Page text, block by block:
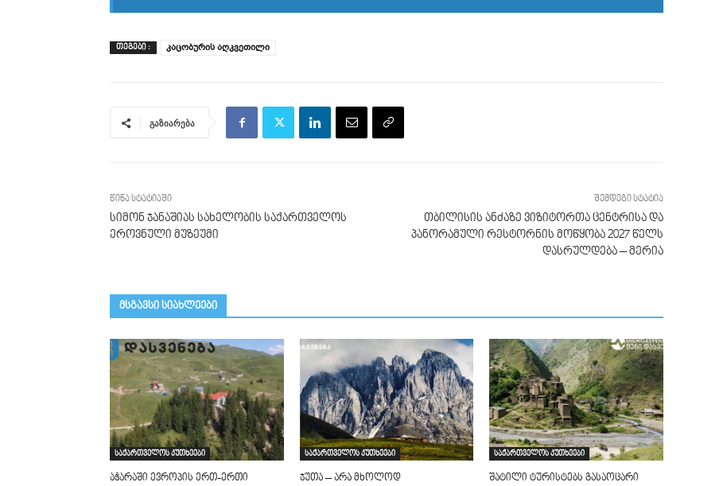
ᲗᲔᲒᲔᲑᲘ : კაცობურის აღკვეთილი
გაზიარება
წინა სტატიაში
სიმონ ჯანაშიას სახელობის საქართველოს
ეროვნული მუზეუმი
შემდეგი სტატია
თბილისის ანძაზე ვიზიტორთა ცენტრისა და
პანორამული რესტორნის მოწყობა 2027 წელს
დასრულდება – მერია
მსგავსი სიახლეები
საქართველოს კუთხეები
აჭარაში ევროპის ერთ-ერთი
საქართველოს კუთხეები
ჯუთა – არა მხოლოდ
საქართველოს კუთხეები
შატილი ტურისტებს გასაოცარი